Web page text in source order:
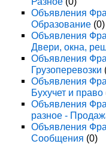
Объявления
Образование (0)
Объявления
Двери, окна,
Объявления
Грузоперевозки
Объявления
Бухучет и право
Объявления
разное -
Объявления
Сообщения (0)